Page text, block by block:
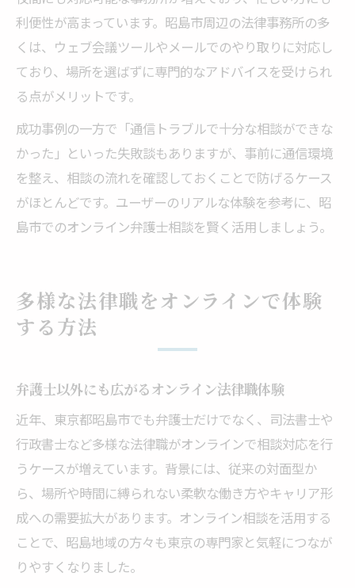
利便性が高まっています。昭島市周辺の法律事務所の多
くは、ウェブ会議ツールやメールでのやり取りに対応し
ており、場所を選ばずに専門的なアドバイスを受けられ
る点がメリットです。
成功事例の一方で「通信トラブルで十分な相談ができな
かった」といった失敗談もありますが、事前に通信環境
を整え、相談の流れを確認しておくことで防げるケース
がほとんどです。ユーザーのリアルな体験を参考に、昭
島市でのオンライン弁護士相談を賢く活用しましょう。
多様な法律職をオンラインで体験
する方法
弁護士以外にも広がるオンライン法律職体験
近年、東京都昭島市でも弁護士だけでなく、司法書士や
行政書士など多様な法律職がオンラインで相談対応を行
うケースが増えています。背景には、従来の対面型か
ら、場所や時間に縛られない柔軟な働き方やキャリア形
成への需要拡大があります。オンライン相談を活用する
ことで、昭島地域の方々も東京の専門家と気軽につなが
りやすくなりました。